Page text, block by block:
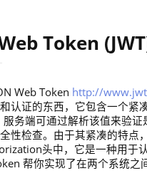
Token
Web Token http://
认证的东西，它包含一个紧
服务端可通过解析该值来验
性检查。由于其紧凑的特点
头中，它是一种用于
帮你实现了在两个系统之